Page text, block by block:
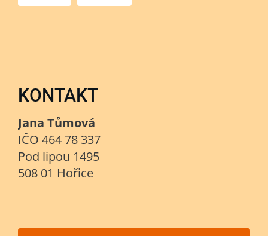
KONTAKT
Jana Tůmová
IČO 464 78 337
Pod lipou 1495
508 01 Hořice